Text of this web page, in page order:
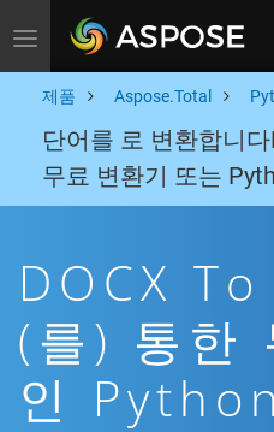
Toggle navigation
제품 Aspose.Total
단어를 로 변환합니
무료 변환기 또는
DOCX
(를) 통한
인